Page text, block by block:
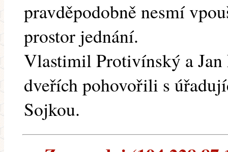
pravděpodobně nesmí
prostor jednání.
Vlastimil Protivínský a
dveřích pohovořili s
Sojkou.